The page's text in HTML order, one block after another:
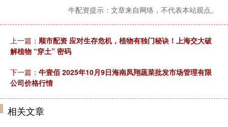
牛配资提示：文章来自网络，不代表本站观点。
上一篇： 顺市配资 应对生存危机，植物有独门秘诀！上海交大破
解植物 “穿土” 密码
下一篇： 牛壹佰 2025年10月9日海南凤翔蔬菜批发市场管理有限
公司价格行情
相关文章